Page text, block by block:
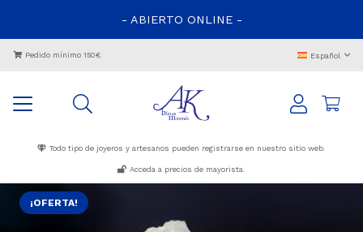
- ABIERTO ONLINE -
Pedido mínimo 150€ Español
Todo tipo de joyeros y artesanos pueden registrarse en nuestro sitio web.
Acceda a precios de mayorista.
¡OFERTA!